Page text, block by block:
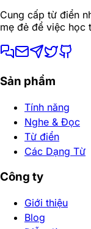
Cung cấp từ điển
mẹ đẻ để việc học
Sản phẩm
Tính năng
Nghe & Đọc
Từ điển
Các Dạng Từ
Công ty
Giới thiệu
Blog